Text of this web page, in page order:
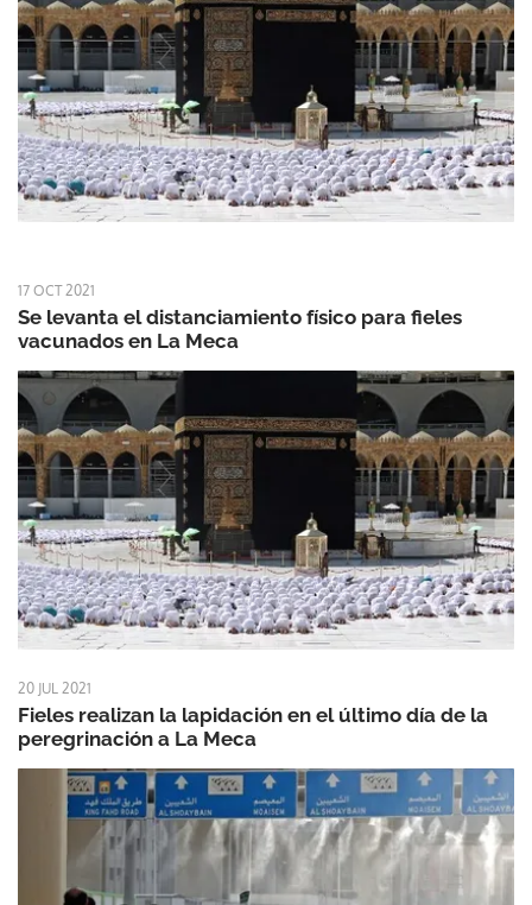
17 OCT 2021
Se levanta el distanciamiento físico para fieles
vacunados en La Meca
20 JUL 2021
Fieles realizan la lapidación en el último día de la
peregrinación a La Meca